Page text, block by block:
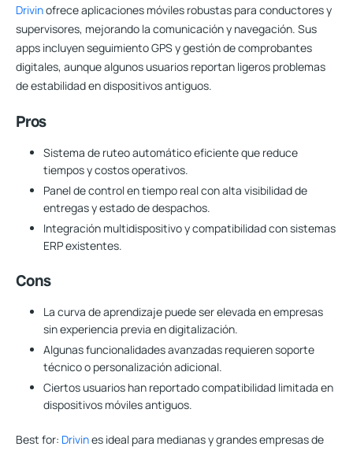
Drivinofrece aplicaciones móviles robustas para conductores y
supervisores, mejorando la comunicación y navegación. Sus
apps incluyen seguimiento GPS y gestión de comprobantes
digitales, aunque algunos usuarios reportan ligeros problemas
de estabilidad en dispositivos antiguos.
Pros
Sistema de ruteo automático eficiente que reduce
tiempos y costos operativos.
Panel de control en tiempo real con alta visibilidad de
entregas y estado de despachos.
Integración multidispositivo y compatibilidad con sistemas
ERP existentes.
Cons
La curva de aprendizaje puede ser elevada en empresas
sin experiencia previa en digitalización.
Algunas funcionalidades avanzadas requieren soporte
técnico o personalización adicional.
Ciertos usuarios han reportado compatibilidad limitada en
dispositivos móviles antiguos.
Best for: Drivines ideal para medianas y grandes empresas de